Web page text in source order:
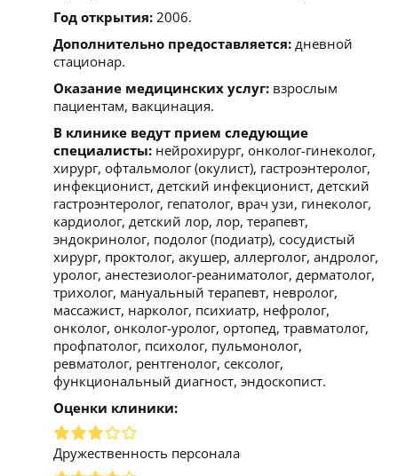
Год открытия: 2006.
Дополнительно предоставляется: дневной
стационар.
Оказание медицинских услуг: взрослым
пациентам, вакцинация.
В клинике ведут прием следующие
специалисты: нейрохирург, онколог-гинеколог,
хирург, офтальмолог (окулист), гастроэнтеролог,
инфекционист, детский инфекционист, детский
гастроэнтеролог, гепатолог, врач узи, гинеколог,
кардиолог, детский лор, лор, терапевт,
эндокринолог, подолог (подиатр), сосудистый
хирург, проктолог, акушер, аллерголог, андролог,
уролог, анестезиолог-реаниматолог, дерматолог,
трихолог, мануальный терапевт, невролог,
массажист, нарколог, психиатр, нефролог,
онколог, онколог-уролог, ортопед, травматолог,
профпатолог, психолог, пульмонолог,
ревматолог, рентгенолог, сексолог,
функциональный диагност, эндоскопист.
Оценки клиники:
Дружественность персонала